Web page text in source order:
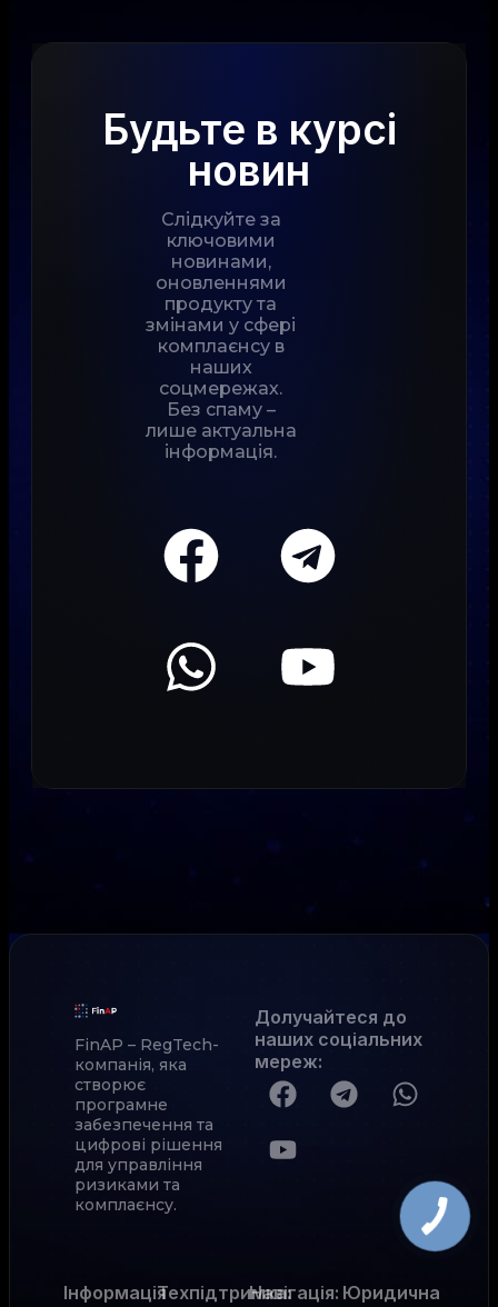
Будьте в курсі
новин
Слідкуйте за
ключовими
новинами,
оновленнями
продукту та
змінами у сфері
комплаєнсу в
наших
соцмережах.
Без спаму –
лише актуальна
інформація.
FinAP – RegTech-
компанія, яка
створює
програмне
забезпечення та
цифрові рішення
для управління
ризиками та
комплаєнсу.
Долучайтеся до
наших соціальних
мереж:
ІнформаціяТехпідтримка:Навігація: Юридична